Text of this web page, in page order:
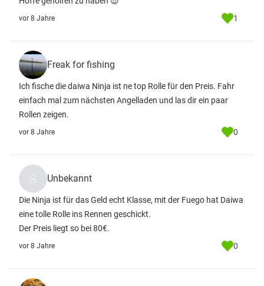
vor 8 Jahre 1
Freak for fishing
Ich fische die daiwa Ninja ist ne top Rolle für den Preis. Fahr
einfach mal zum nächsten Angelladen und las dir ein paar
Rollen zeigen.
vor 8 Jahre 0
Unbekannt
Die Ninja ist für das Geld echt Klasse, mit der Fuego hat Daiwa
eine tolle Rolle ins Rennen geschickt.
Der Preis liegt so bei 80€.
vor 8 Jahre 0